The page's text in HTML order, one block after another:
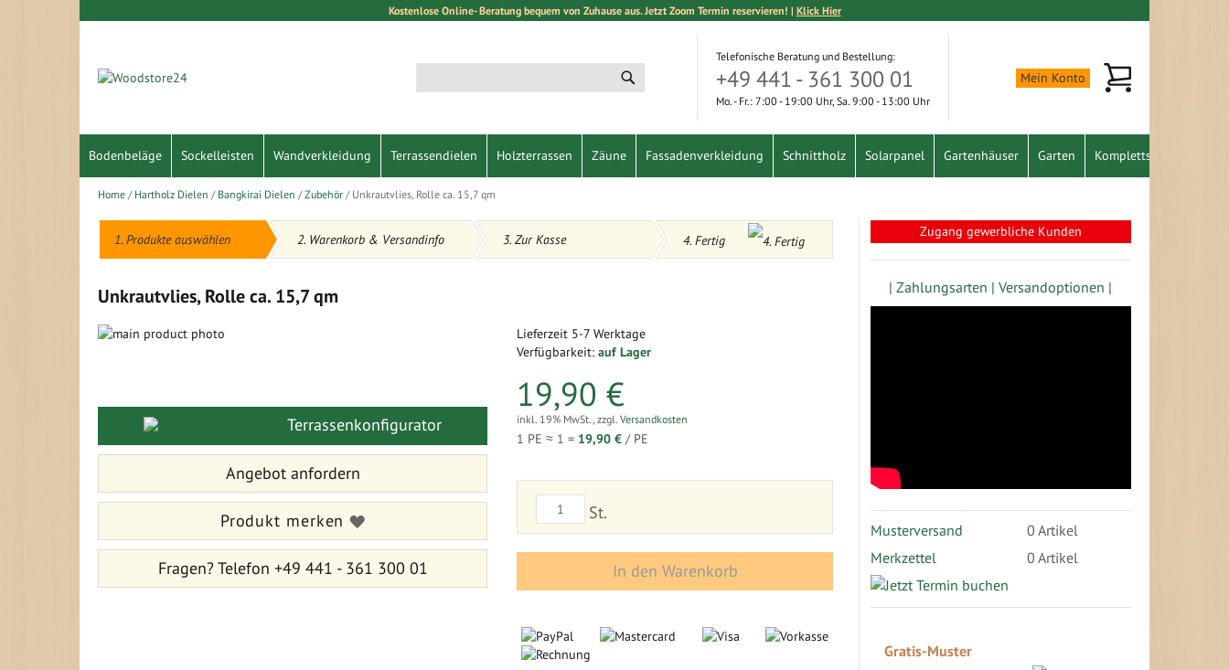
Kostenlose Online- Beratung bequem von Zuhause aus. Jetzt Zoom Termin reservieren! | Klick Hier
Inhalt
Suche
Telefonische Beratung und Bestellung:
+49 441 - 361 300 01
Mo. - Fr.: 7:00 - 19:00 Uhr, Sa. 9:00 - 13:00 Uhr
Mein Konto Mein Warenkorb
Bodenbeläge Sockelleisten Wandverkleidung Terrassendielen Holzterrassen Zäune Fassadenverkleidung Schnittholz Solarpanel Gartenhäuser Garten Komplettset
Home Hartholz Dielen Bangkirai Dielen Zubehör Unkrautvlies, Rolle ca. 15,7 qm
1. Produkte auswählen 2. Warenkorb & Versandinfo 3. Zur Kasse 4. Fertig
Unkrautvlies, Rolle ca. 15,7 qm
Lieferzeit 5-7 Werktage
Verfügbarkeit: auf Lager
19,90 €
inkl. 19% MwSt.,zzgl.Versandkosten
1 PE ≈ 1 = 19,90 € / PE
St.
In den Warenkorb
Zum
springen
Bildergalerie
springen
Terrassenkonfigurator
Angebot anfordern
Produkt merken
Fragen?Telefon +49 441 - 361 300 01
Zugang gewerbliche Kunden
| Zahlungsarten | Versandoptionen |
Musterversand 0 Artikel
Merkzettel
0 Artikel
Gratis-Muster